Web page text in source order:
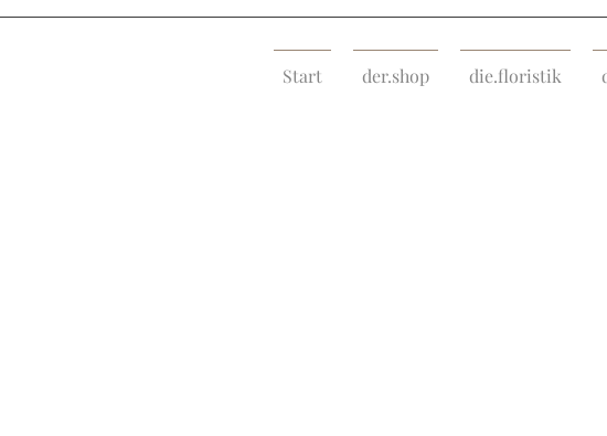
Start der.shop die.floristik